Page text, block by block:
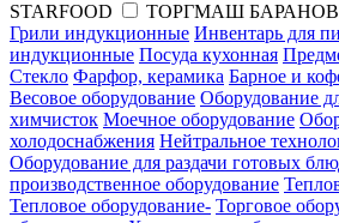
STARFOOD
ТОРГМАШ
Грили индукционные Инвентарь для
индукционные Посуда кухонная
Стекло Фарфор, керамика Барное и
Весовое оборудование Оборудование
химчисток Моечное оборудование
холодоснабжения Нейтральное
Оборудование для раздачи готовых
производственное оборудование
Тепловое оборудование- Торговое